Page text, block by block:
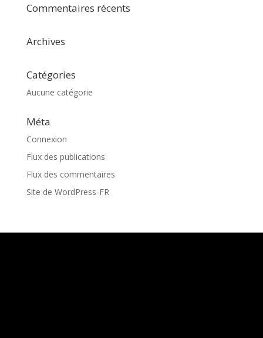
Commentaires récents
Archives
Catégories
Aucune catégorie
Méta
Connexion
Flux des publications
Flux des commentaires
Site de WordPress-FR